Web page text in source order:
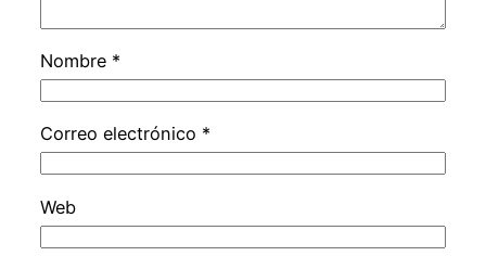
Nombre *
Correo electrónico *
Web